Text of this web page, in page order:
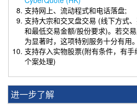
支持网上、流动程式和电话落盘;
支持大宗和交叉盘交易 (线下方式
和最低交易金额/股份要求)。若交
为显著时，这项特别服务十分有用。
支持存入实物股票(附有条件，有
个案处理)
进一步了解